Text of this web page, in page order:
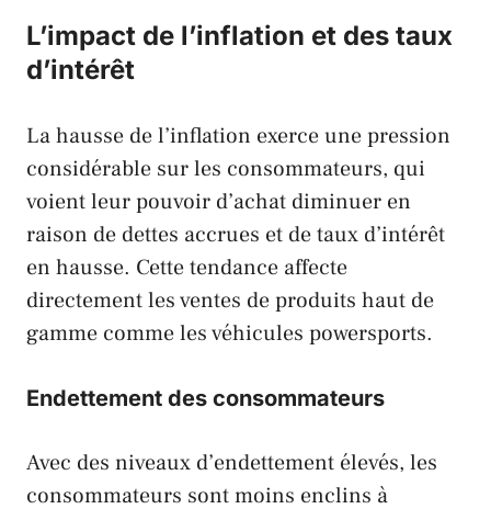
L’impact de l’inflation et des taux
d’intérêt
La hausse de l’inflation exerce une pression
considérable sur les consommateurs, qui
voient leur pouvoir d’achat diminuer en
raison de dettes accrues et de taux d’intérêt
en hausse. Cette tendance affecte
directement les ventes de produits haut de
gamme comme les véhicules powersports.
Endettement des consommateurs
Avec des niveaux d’endettement élevés, les
consommateurs sont moins enclins à